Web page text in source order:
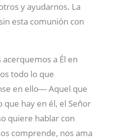
y ayudarnos. La
esta comunión con
a Él en
todo lo que
en ello― Aquel que
hay en él, el Señor
quiere hablar con
comprende, nos ama